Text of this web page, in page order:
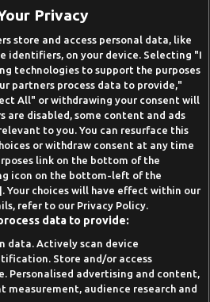
süchtig machen - Hilfe finden Sie auf
Privacy
store and access personal data, like
identifiers, on your device. Selecting "I
technologies to support the purposes
partners process data to provide,"
All" or withdrawing your consent will
are disabled, some content and ads
to you. You can resurface this
or withdraw consent at any time
link on the bottom of the
icon on the bottom-left of the
Your choices will have effect within our
refer to our Privacy Policy.
data to provide:
data. Actively scan device
Store and/or access
Personalised advertising and content,
measurement, audience research and